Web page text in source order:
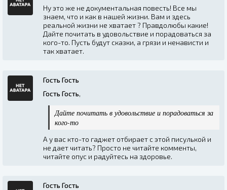
Ну это же не документальная повесть! Все мы
знаем, что и как в нашей жизни. Вам и здесь
реальной жизни не хватает ? Правдолюбы какие!
Дайте почитать в удовольствие и порадоваться за
кого-то. Пусть будут сказки, а грязи и ненависти и
так хватает.
Гость Гость
Гость Гость,
Дайте почитать в удовольствие и порадоваться за
кого-то
А у вас кто-то гаджет отбирает с этой писулькой и
не дает читать? Просто не читайте комменты,
читайте опус и радуйтесь на здоровье.
Гость Гость